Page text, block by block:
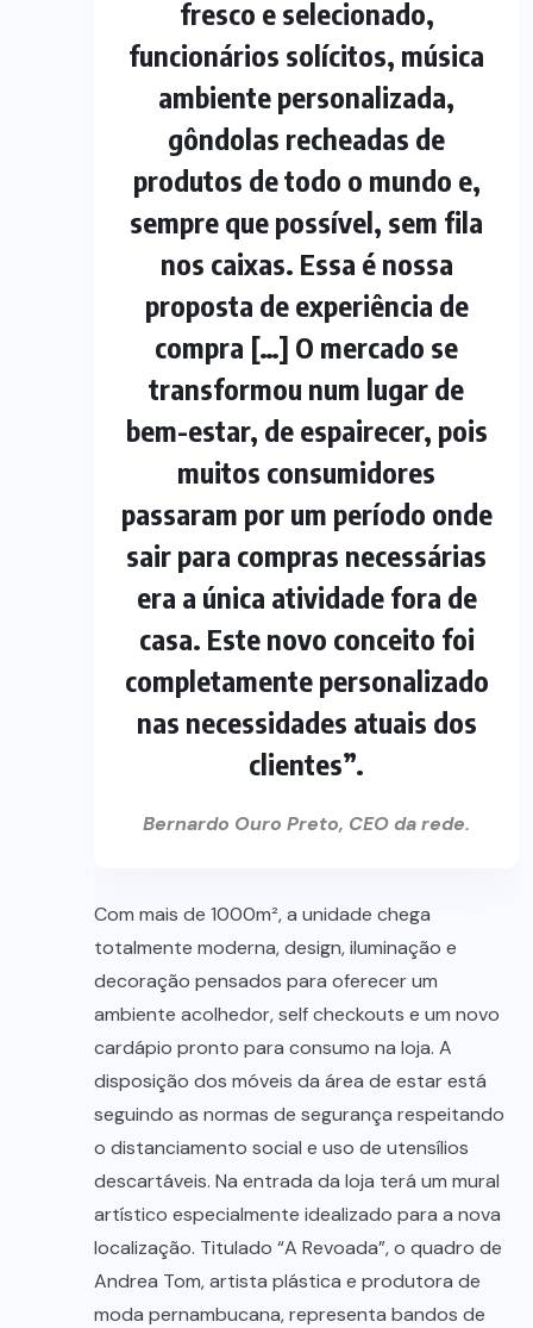
fresco e selecionado,
funcionários solícitos, música
ambiente personalizada,
gôndolas recheadas de
produtos de todo o mundo e,
sempre que possível, sem fila
nos caixas. Essa é nossa
proposta de experiência de
compra […] O mercado se
transformou num lugar de
bem-estar, de espairecer, pois
muitos consumidores
passaram por um período onde
sair para compras necessárias
era a única atividade fora de
casa. Este novo conceito foi
completamente personalizado
nas necessidades atuais dos
clientes”.
Bernardo Ouro Preto, CEO da rede.
Com mais de 1000m², a unidade chega
totalmente moderna, design, iluminação e
decoração pensados para oferecer um
ambiente acolhedor, self checkouts e um novo
cardápio pronto para consumo na loja. A
disposição dos móveis da área de estar está
seguindo as normas de segurança respeitando
o distanciamento social e uso de utensílios
descartáveis. Na entrada da loja terá um mural
artístico especialmente idealizado para a nova
localização. Titulado “A Revoada”, o quadro de
Andrea Tom, artista plástica e produtora de
moda pernambucana, representa bandos de